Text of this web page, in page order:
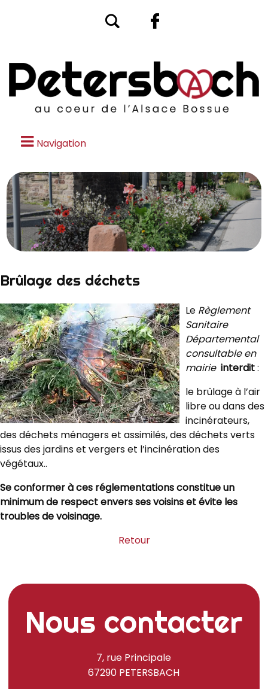
Navigation
Brûlage des déchets
Le Règlement
Sanitaire
Départemental
consultable en
mairie interdit:
le brûlage à l’air
libre ou dans des
incinérateurs,
des déchets ménagers et assimilés, des déchets verts
issus des jardins et vergers et l’incinération des
végétaux..
Se conformer à ces réglementations constitue un
minimum de respect envers ses voisins et évite les
troubles de voisinage.
Retour
Nous contacter
7, rue Principale
67290 PETERSBACH